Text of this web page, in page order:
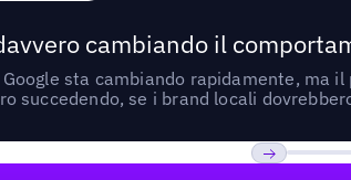
cambiando il
sta cambiando rapidamente, ma
succedendo, se i brand locali